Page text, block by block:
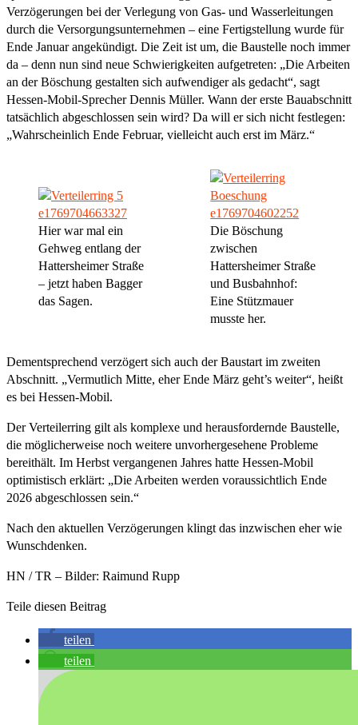
Verzögerungen bei der Verlegung von Gas- und Wasserleitungen
durch die Versorgungsunternehmen – eine Fertigstellung wurde für
Ende Januar angekündigt. Die Zeit ist um, die Baustelle noch immer
da – denn nun sind neue Schwierigkeiten aufgetreten: „Die Arbeiten
an der Böschung gestalten sich aufwendiger als gedacht“, sagt
Hessen-Mobil-Sprecher Dennis Müller. Wann der erste Bauabschnitt
tatsächlich abgeschlossen sein wird? Da will er sich nicht festlegen:
„Wahrscheinlich Ende Februar, vielleicht auch erst im März.“
Hier war mal ein
Gehweg entlang der
Hattersheimer Straße
– jetzt haben Bagger
das Sagen.
Die Böschung
zwischen
Hattersheimer Straße
und Busbahnhof:
Eine Stützmauer
musste her.
Dementsprechend verzögert sich auch der Baustart im zweiten
Abschnitt. „Vermutlich Mitte, eher Ende März geht’s weiter“, heißt
es bei Hessen-Mobil.
Der Verteilerring gilt als komplexe und herausfordernde Baustelle,
die möglicherweise noch weitere unvorhergesehene Probleme
bereithält. Im Herbst vergangenen Jahres hatte Hessen-Mobil
optimistisch erklärt: „Die Arbeiten werden voraussichtlich Ende
2026 abgeschlossen sein.“
Nach den aktuellen Verzögerungen klingt das inzwischen eher wie
Wunschdenken.
HN / TR – Bilder: Raimund Rupp
Teile diesen Beitrag
teilen
teilen